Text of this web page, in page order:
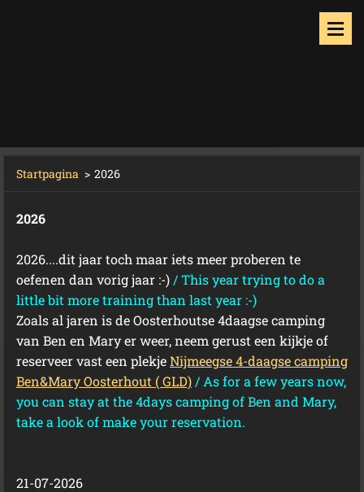
Startpagina > 2026
2026
2026....dit jaar toch maar iets meer proberen te
oefenen dan vorig jaar :-) / This year trying to do a
little bit more training than last year :-)
Zoals al jaren is de Oosterhoutse 4daagse camping
van Ben en Mary er weer, neem gerust een kijkje of
reserveer vast een plekjeNijmeegse 4-daagse camping
Ben&Mary Oosterhout ( GLD) / As for a few years now,
you can stay at the 4days camping of Ben and Mary,
take a look of make your reservation.
21-07-2026